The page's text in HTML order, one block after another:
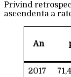
Privind
ascendenta a
An
2017